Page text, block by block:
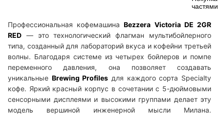
Профессиональная кофемашинаBezzera Victoria DE 2GR
RED — это технологический флагман мультибойлерного
типа, созданный для лабораторий вкуса и кофейни третьей
волны. Благодаря системе из четырех бойлеров и помпе
переменного давления, она позволяет создавать
уникальные Brewing Profiles для каждого сорта Specialty
кофе. Яркий красный корпус в сочетании с 5-дюймовыми
сенсорными дисплеями и высокими группами делает эту
модель вершиной инженерной мысли Милана.